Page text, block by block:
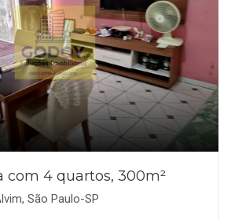
com 4 quartos, 300m²
São Paulo-SP